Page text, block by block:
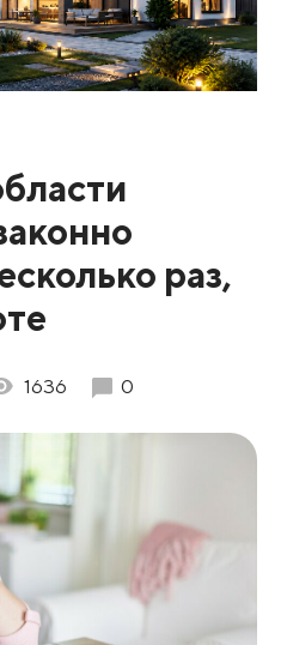
раз,
1636 0